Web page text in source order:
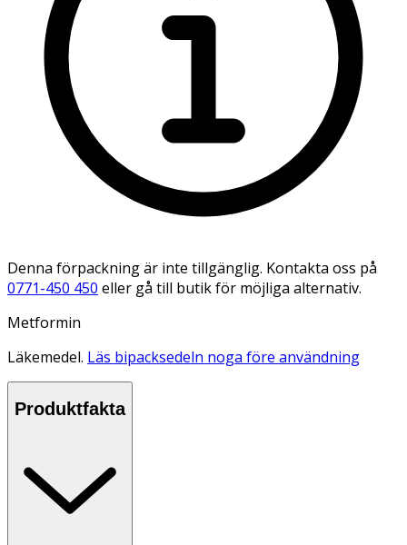
Denna förpackning är inte tillgänglig. Kontakta oss på
0771-450 450 eller gå till butik för möjliga alternativ.
Metformin
Läkemedel. Läs bipacksedeln noga före användning
Produktfakta